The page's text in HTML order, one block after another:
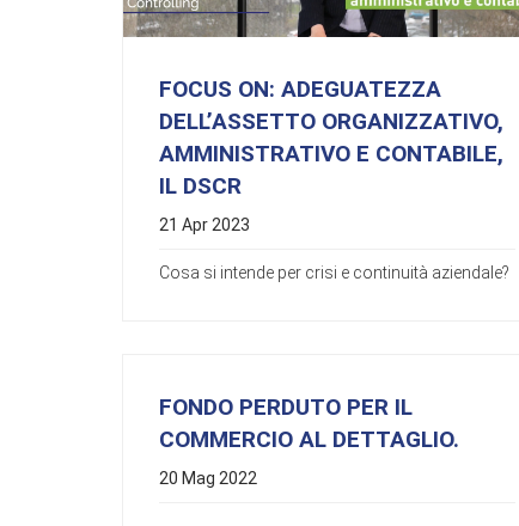
FOCUS ON: ADEGUATEZZA
DELL’ASSETTO ORGANIZZATIVO,
AMMINISTRATIVO E CONTABILE,
IL DSCR
21 Apr 2023
Cosa si intende per crisi e continuità aziendale?
FONDO PERDUTO PER IL
COMMERCIO AL DETTAGLIO.
20 Mag 2022